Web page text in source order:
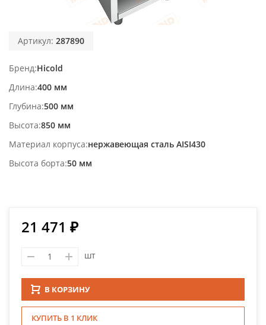
Артикул: 287890
Бренд Hicold
Длина 400 мм
Глубина 500 мм
Высота 850 мм
Материал корпуса нержавеющая сталь AISI430
Высота борта 50 мм
21 471 ₽
шт
В КОРЗИНУ
КУПИТЬ В 1 КЛИК